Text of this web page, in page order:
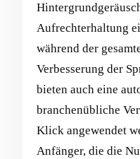
Aufrechterhaltung
während der
Verbesserung der
bieten auch eine
branchenübliche
Klick angewendet
Anfänger, die die